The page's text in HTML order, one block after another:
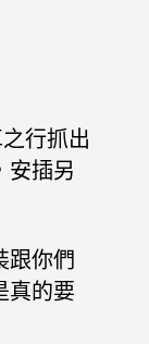
行抓出
安插另
跟你們
真的要